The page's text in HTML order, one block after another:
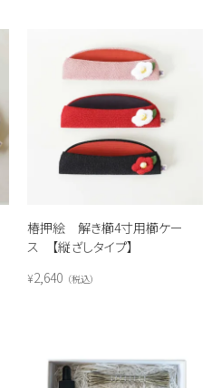
椿押絵 解き櫛4寸用櫛ケー
ス 【縦ざしタイプ】
¥2,640 税込